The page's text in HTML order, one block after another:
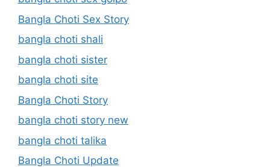
Bangla Choti Sex Story
bangla choti shali
bangla choti sister
bangla choti site
Bangla Choti Story
bangla choti story new
bangla choti talika
Bangla Choti Update